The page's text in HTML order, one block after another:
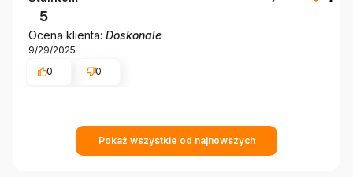
5
Ocena klienta: Doskonale
9/29/2025
0
0
Pokaż wszystkie od najnowszych